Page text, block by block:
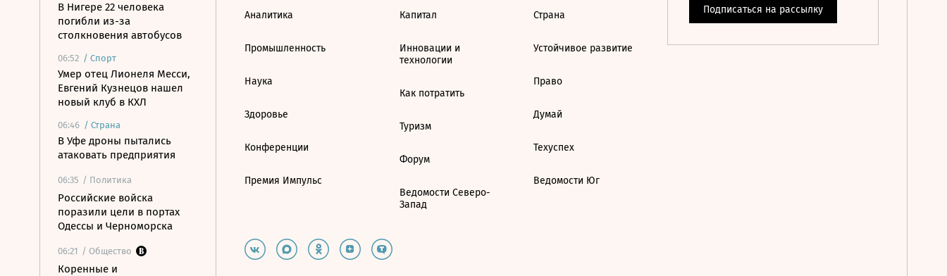
В Нигере 22 человека
погибли из-за
столкновения автобусов
06:52 / Спорт
Умер отец Лионеля Месси,
Евгений Кузнецов нашел
новый клуб в КХЛ
06:46 / Страна
В Уфе дроны пытались
атаковать предприятия
06:35 / Политика
Российские войска
поразили цели в портах
Одессы и Черноморска
06:21 / Общество
Коренные и
Аналитика
Промышленность
Наука
Здоровье
Конференции
Премия Импульс
Капитал
Инновации и
технологии
Как потратить
Туризм
Форум
Ведомости Северо-
Запад
Страна
Устойчивое развитие
Право
Думай
Техуспех
Ведомости Юг